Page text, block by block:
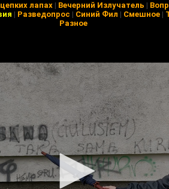
лапах | Вечерний Излучатель |
| Разведопрос | Синий Фил | Смешное |
Разное